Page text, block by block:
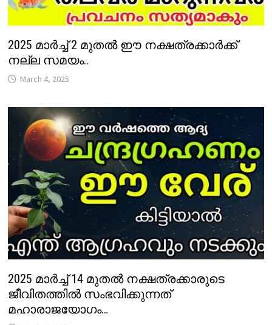
2025 മാർച്ച് 2 മുതൽ ഈ നക്ഷത്രക്കാർക്ക്
നല്ല സമയം..
March 4, 2025
2025 മാർച്ച് 14 മുതൽ നക്ഷത്രക്കാരുടെ
ജീവിതത്തിൽ സംഭവിക്കുന്നത്
മഹാരാജയോഗം…